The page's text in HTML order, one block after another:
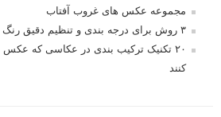
مجموعه عکس های غروب آفتاب
۳ روش برای درجه بندی و تنظیم دقیق رنگ در فتوشاپ
۲۰ تکنیک ترکیب بندی در عکاسی که
کنند